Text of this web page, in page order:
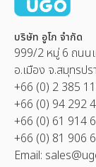
บริษัท อูโก จำกัด
999/2 หมู่ 6 ถนน
อ.เมือง จ.สมุทรป
+66 (0) 2 385
+66 (0) 94 292
+66 (0) 61 914
+66 (0) 81 906
Email: